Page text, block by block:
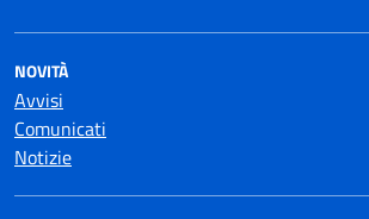
NOVITÀ
Avvisi
Comunicati
Notizie